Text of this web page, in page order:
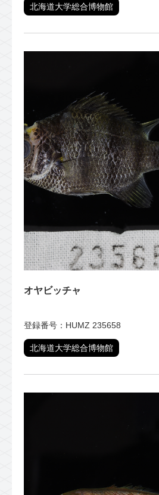
北海道大学総合博物館
オヤビッチャ
登録番号：HUMZ 235658
北海道大学総合博物館